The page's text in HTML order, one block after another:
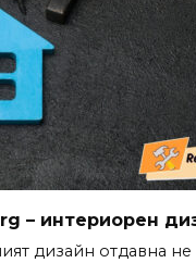
– интериорен
дизайн отдавна не